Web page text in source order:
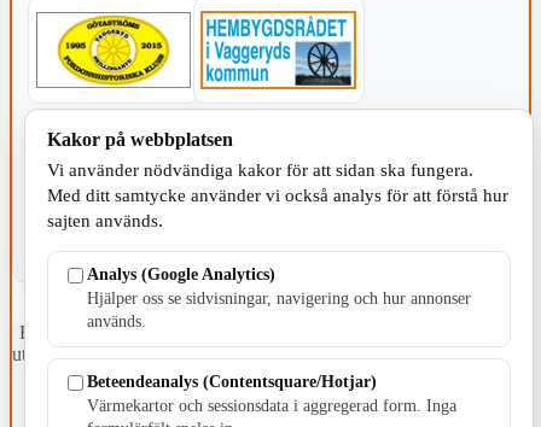
KOMMUNEN
Fristående webbtidningsföretag grundat 1991 som sedan 2002 ger
ut tidningen Skillingaryd.nu och 2010 lanserades Värnamo.nu. Från
april 2026 omfattar Skillingaryd.nu tre kommuner: Gnosjö,
Värnamo och Vaggeryds kommun.
Kakor på webbplatsen
Vi använder nödvändiga kakor för att sidan ska fungera.
Med ditt samtycke använder vi också analys för att förstå hur
sajten används.
Analys (Google Analytics)
Hjälper oss se sidvisningar, navigering och hur annonser
används.
Beteendeanalys (Contentsquare/Hotjar)
Värmekartor och sessionsdata i aggregerad form. Inga